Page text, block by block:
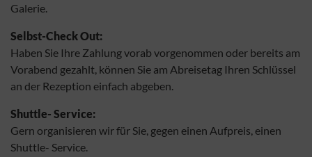
Galerie.
Selbst-Check Out:
Haben Sie Ihre Zahlung vorab vorgenommen oder bereits am
Vorabend gezahlt, können Sie am Abreisetag Ihren Schlüssel
an der Rezeption einfach abgeben.
Shuttle- Service:
Gern organisieren wir für Sie, gegen einen Aufpreis, einen
Shuttle- Service.